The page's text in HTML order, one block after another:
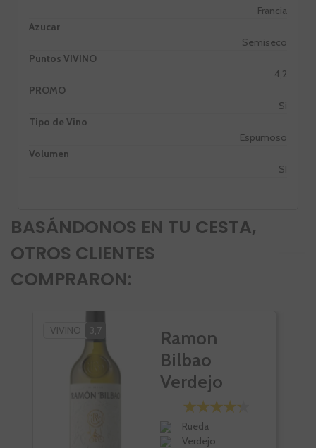
Francia
Azucar
Semiseco
Puntos VIVINO
4,2
PROMO
Si
Tipo de Vino
Espumoso
Volumen
SI
BASÁNDONOS EN TU CESTA,
OTROS CLIENTES
COMPRARON:
VIVINO 3,7
Ramon
Bilbao
Verdejo
Rueda
Verdejo